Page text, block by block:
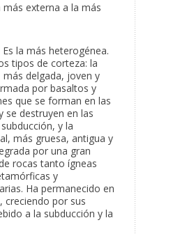
más externa a la más
Es la más heterogénea.
tipos de corteza: la
más delgada, joven y
por basaltos y
que se forman en las
se destruyen en las
y la
más gruesa, antigua y
por una gran
rocas tanto ígneas
y
Ha permanecido en
creciendo por sus
a la subducción y la